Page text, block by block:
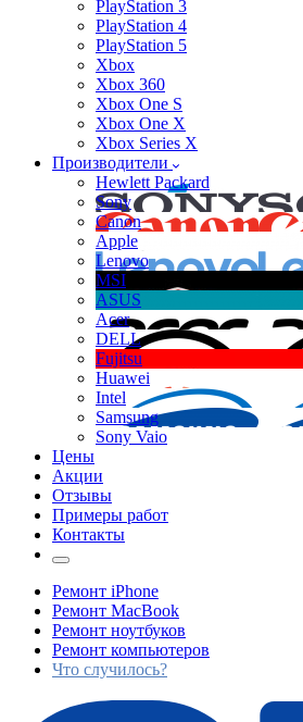
PlayStation 3
PlayStation 4
PlayStation 5
Xbox
Xbox 360
Xbox One S
Xbox One X
Xbox Series X
Производители
Hewlett Packard
Sony
Canon
Apple
Lenovo
MSI
ASUS
Acer
DELL
Fujitsu
Huawei
Intel
Samsung
Sony Vaio
Цены
Акции
Отзывы
Примеры работ
Контакты
Ремонт iPhone
Ремонт MacBook
Ремонт ноутбуков
Ремонт компьютеров
Что случилось?